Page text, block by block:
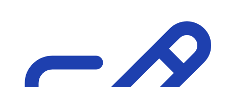
Всеукраїнська Рада голів обласних
Всеукраїнська Рада ветеранів УТОГ
Всеукраїнська Рада перекладачів жестової
мови УТОГ
Всеукраїнська Рада директорів УТОГ